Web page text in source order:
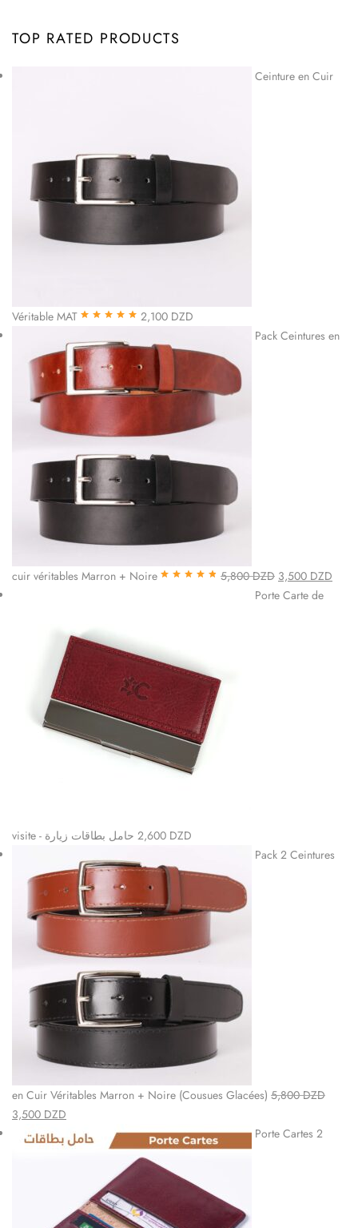
TOP RATED PRODUCTS
Ceinture en Cuir
Véritable MAT
5
2,100 DZD
Pack Ceintures en
cuir véritables Marron + Noire 5,800DZD 3,500 DZD
Porte Carte de
visite - حامل بطاقات زيارة 2,600 DZD
Pack 2 Ceintures
en Cuir Véritables Marron + Noire (Cousues Glacées) 5,800DZD
3,500 DZD
Porte Cartes 2